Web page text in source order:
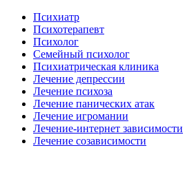
Психиатр
Психотерапевт
Психолог
Семейный психолог
Психиатрическая клиника
Лечение депрессии
Лечение психоза
Лечение панических атак
Лечение игромании
Лечение-интернет зависимости
Лечение созависимости